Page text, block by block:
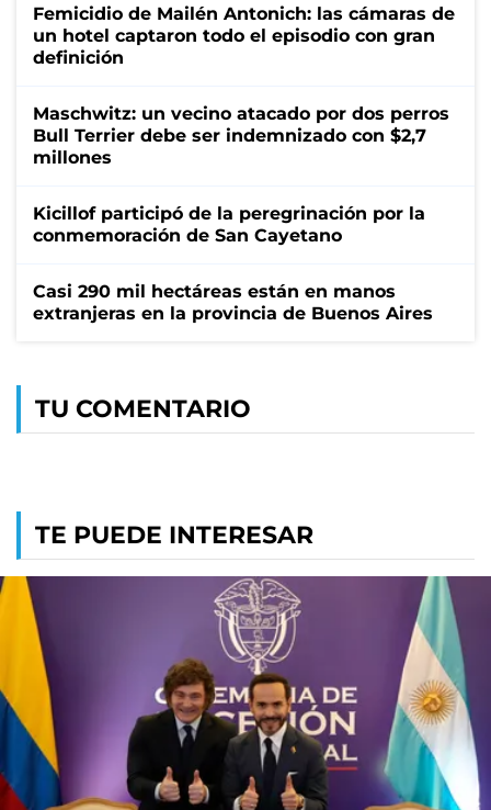
Femicidio de Mailén Antonich: las cámaras de
un hotel captaron todo el episodio con gran
definición
Maschwitz: un vecino atacado por dos perros
Bull Terrier debe ser indemnizado con $2,7
millones
Kicillof participó de la peregrinación por la
conmemoración de San Cayetano
Casi 290 mil hectáreas están en manos
extranjeras en la provincia de Buenos Aires
TU COMENTARIO
TE PUEDE INTERESAR